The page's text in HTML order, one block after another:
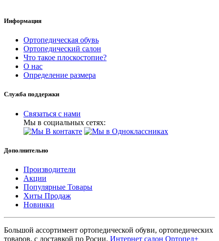
Информация
Ортопедическая обувь
Ортопедический салон
Что такое плоскостопие?
О нас
Определение размера
Служба поддержки
Связаться с нами
Мы в социальных сетях:
Дополнительно
Производители
Акции
Популярные Товары
Хиты Продаж
Новинки
Большой ассортимент ортопедической обуви, ортопедических
товаров, с доставкой по Росии. Интернет салон Ортопед+